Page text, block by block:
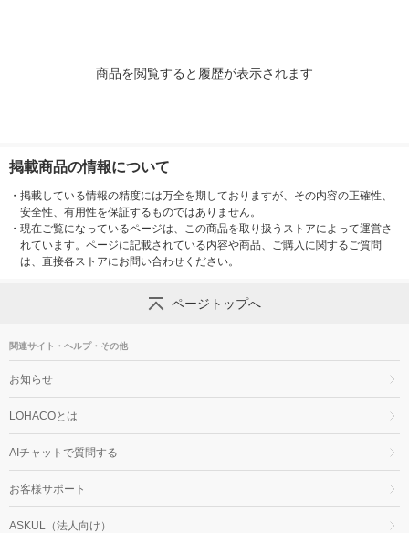
商品を閲覧すると履歴が表示されます
掲載商品の情報について
・ 掲載している情報の精度には万全を期しておりますが、その内容の正確性、
安全性、有用性を保証するものではありません。
・ 現在ご覧になっているページは、この商品を取り扱うストアによって運営さ
れています。ページに記載されている内容や商品、ご購入に関するご質問
は、直接各ストアにお問い合わせください。
ページトップへ
関連サイト・ヘルプ・その他
お知らせ
LOHACOとは
AIチャットで質問する
お客様サポート
ASKUL（法人向け）